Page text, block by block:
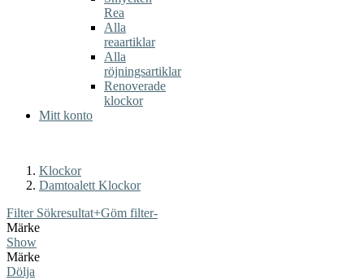
Rea
Alla
reaartiklar
Alla
röjningsartiklar
Renoverade
klockor
Mitt konto
Klockor
Damtoalett Klockor
Filter Sökresultat+Göm filter-
Märke
Show
Märke
Dölja